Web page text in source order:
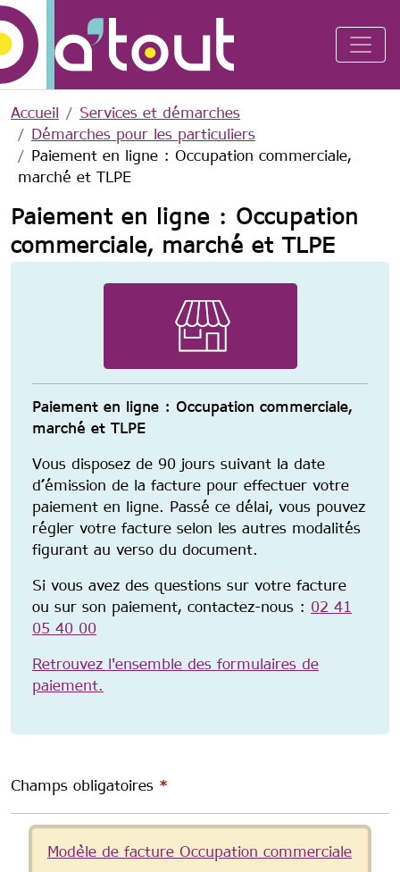
Accueil
Services et démarches
Démarches pour les particuliers
Paiement en ligne : Occupation commerciale,
marché et TLPE
Paiement en ligne : Occupation
commerciale, marché et TLPE
Champs obligatoires *
Modèle de facture Occupation commerciale
Paiement en ligne : Occupation commerciale,
marché et TLPE
Vous disposez de 90 jours suivant la date
d’émission de la facture pour effectuer votre
paiement en ligne. Passé ce délai, vous pouvez
régler votre facture selon les autres modalités
figurant au verso du document.
Si vous avez des questions sur votre facture
ou sur son paiement, contactez-nous : 02 41
05 40 00
Retrouvez l'ensemble des formulaires de
paiement.